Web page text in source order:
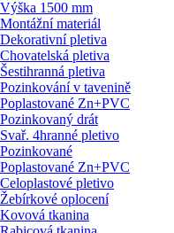
Výška 1500 mm
Montážní materiál
Dekorativní pletiva
Chovatelská pletiva
Šestihranná pletiva
Pozinkování v tavenině
Poplastované Zn+PVC
Pozinkovaný drát
Svař. 4hranné pletivo
Pozinkované
Poplastované Zn+PVC
Celoplastové pletivo
Žebírkové oplocení
Kovová tkanina